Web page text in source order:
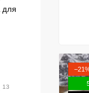
для
13